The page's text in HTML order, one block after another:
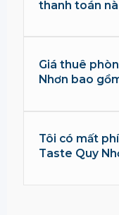
thanh toán
Giá thuê
Nhơn bao
Tôi có mất
Taste Quy